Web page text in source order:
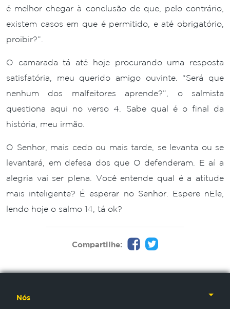
é melhor chegar à conclusão de que, pelo contrário,
existem casos em que é permitido, e até obrigatório,
proibir?”.
O camarada tá até hoje procurando uma resposta
satisfatória, meu querido amigo ouvinte. “Será que
nenhum dos malfeitores aprende?”, o salmista
questiona aqui no verso 4. Sabe qual é o final da
história, meu irmão.
O Senhor, mais cedo ou mais tarde, se levanta ou se
levantará, em defesa dos que O defenderam. E aí a
alegria vai ser plena. Você entende qual é a atitude
mais inteligente? É esperar no Senhor. Espere nEle,
lendo hoje o salmo 14, tá ok?
Compartilhe:
Nós